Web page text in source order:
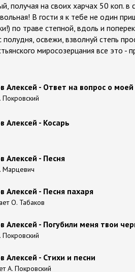
получая на своих харчах 50 коп.
В гости я к тебе не один
по траве степной, вдоль и
полудня, освежи, взволнуй степь
миросозерцания все это -
Алексей - Ответ на вопрос о
Покровский
Алексей - Косарь
Алексей - Песня
Марцевич
Алексей - Песня пахаря
О. Табаков
Алексей - Погубили меня твои
Покровский
Алексей - Стихи и песни
А. Покровский